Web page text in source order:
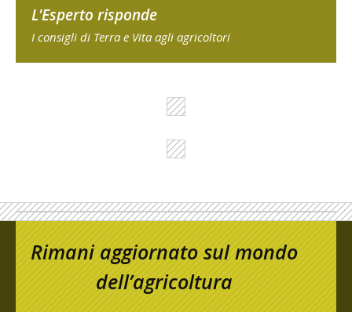
L'Esperto risponde
I consigli di Terra e Vita agli agricoltori
Rimani aggiornato sul mondo
dell’agricoltura